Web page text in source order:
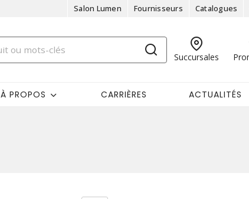
Salon Lumen Fournisseurs Catalogues
Succursales
À PROPOS CARRIÈRES ACTUALITÉS